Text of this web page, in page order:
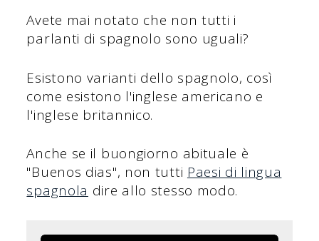
Avete mai notato che non tutti i
parlanti di spagnolo sono uguali?
Esistono varianti dello spagnolo, così
come esistono l'inglese americano e
l'inglese britannico.
Anche se il buongiorno abituale è
"Buenos dias", non tutti Paesi di lingua
spagnola dire allo stesso modo.